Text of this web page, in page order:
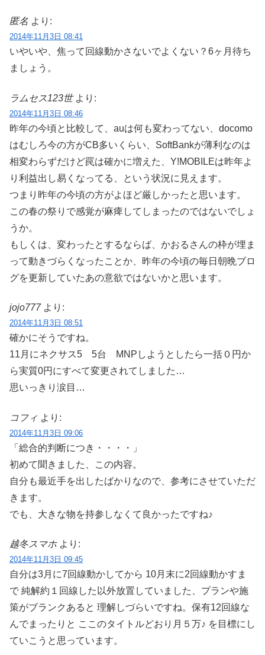
匿名 より:
2014年11月3日 08:41
いやいや、焦って回線動かさないでよくない？6ヶ月待ち
ましょう。
ラムセス123世 より:
2014年11月3日 08:46
昨年の今頃と比較して、auは何も変わってない、docomo
はむしろ今の方がCB多いくらい、SoftBankが薄利なのは
相変わらずだけど罠は確かに増えた、Y!MOBILEは昨年よ
り利益出し易くなってる、という状況に見えます。
つまり昨年の今頃の方がよほど厳しかったと思います。
この春の祭りで感覚が麻痺してしまったのではないでしょ
うか。
もしくは、変わったとするならば、かおるさんの枠が埋ま
って動きづらくなったことか、昨年の今頃の毎日朝晩ブロ
グを更新していたあの意欲ではないかと思います。
jojo777 より:
2014年11月3日 08:51
確かにそうですね。
11月にネクサス5 5台 MNPしようとしたら一括０円か
ら実質0円にすべて変更されてしました…
思いっきり涙目…
コフィ より:
2014年11月3日 09:06
「総合的判断につき・・・・」
初めて聞きました、この内容。
自分も最近手を出したばかりなので、参考にさせていただ
きます。
でも、大きな物を持参しなくて良かったですね♪
越冬スマホ より:
2014年11月3日 09:45
自分は3月に7回線動かしてから 10月末に2回線動かすま
で 純解約１回線した以外放置していました、プランや施
策がブランクあると 理解しづらいですね。保有12回線な
んでまったりと ここのタイトルどおり月５万♪ を目標にし
ていこうと思っています。